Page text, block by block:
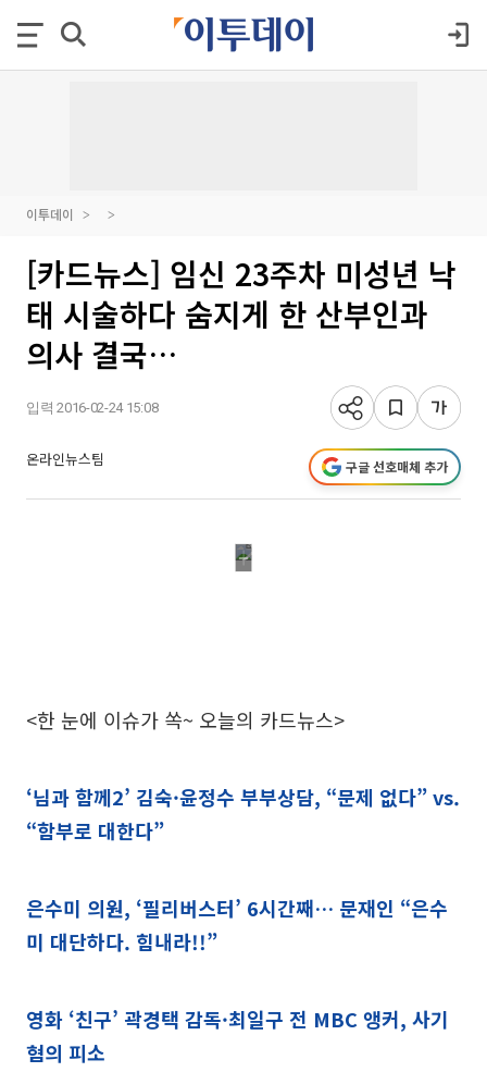
이투데이
[카드뉴스] 임신 23주차 미성년 낙
태 시술하다 숨지게 한 산부인과
의사 결국…
입력 2016-02-24 15:08
온라인뉴스팀 구글 선호매체 추가
<한 눈에 이슈가 쏙~ 오늘의 카드뉴스>
‘님과 함께2’ 김숙·윤정수 부부상담, “문제 없다” vs.
“함부로 대한다”
은수미 의원, ‘필리버스터’ 6시간째… 문재인 “은수
미 대단하다. 힘내라!!”
영화 ‘친구’ 곽경택 감독·최일구 전 MBC 앵커, 사기
혐의 피소